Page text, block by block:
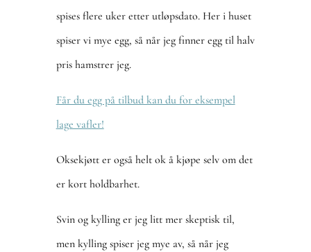
spises flere uker etter utløpsdato. Her i huset
spiser vi mye egg, så når jeg finner egg til halv
pris hamstrer jeg.
Får du egg på tilbud kan du for eksempel
lage vafler!
Oksekjøtt er også helt ok å kjøpe selv om det
er kort holdbarhet.
Svin og kylling er jeg litt mer skeptisk til,
men kylling spiser jeg mye av, så når jeg